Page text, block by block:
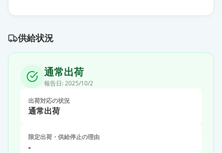
供給状況
通常出荷
報告日: 2025/10/2
出荷対応の状況
通常出荷
限定出荷・供給停止の理由
-